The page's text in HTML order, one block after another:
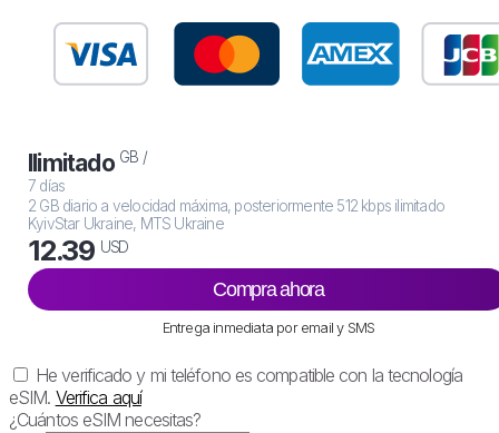
Ilimitado GB /
7 días
2 GB diario a velocidad máxima, posteriormente 512 kbps ilimitado
KyivStar Ukraine, MTS Ukraine
12.39 USD
Compra ahora
Entrega inmediata por email y SMS
He verificado y mi teléfono es compatible con la tecnología
eSIM. Verifica aquí
¿Cuántos eSIM necesitas?